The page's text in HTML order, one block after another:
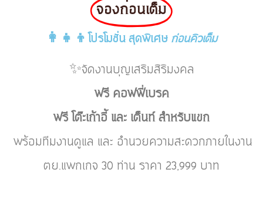
จองก่อนเต็ม
👩‍👧‍👦โปรโมชั่น สุดพิเศษก่อนคิวเต็ม
✨จัดงานบุญเสริมสิริมงคล
ฟรี คอฟฟี่เบรค
ฟรี โต๊ะเก้าอี้ และ เต็นท์ สำหรับแขก
พร้อมทีมงานดูแล และ อำนวยความสะดวกภายในงาน
ตย.แพกเกจ 30 ท่าน ราคา 23,999 บาท